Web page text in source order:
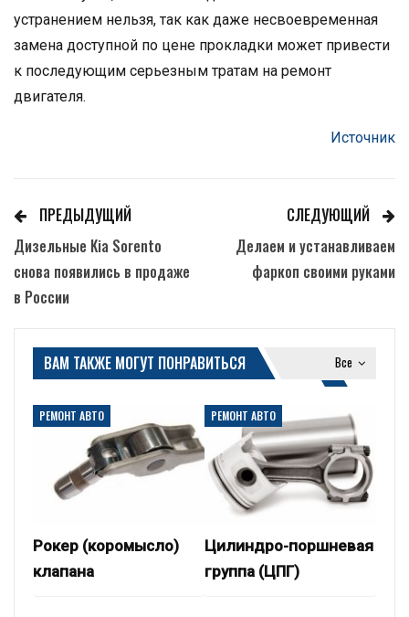
устранением нельзя, так как даже несвоевременная
замена доступной по цене прокладки может привести
к последующим серьезным тратам на ремонт
двигателя.
Источник
ПРЕДЫДУЩИЙ
Дизельные Kia Sorento
снова появились в продаже
в России
СЛЕДУЮЩИЙ
Делаем и устанавливаем
фаркоп своими руками
Все
ВАМ ТАКЖЕ МОГУТ ПОНРАВИТЬСЯ
РЕМОНТ АВТО
Рокер (коромысло)
клапана
РЕМОНТ АВТО
Цилиндро-поршневая
группа (ЦПГ)